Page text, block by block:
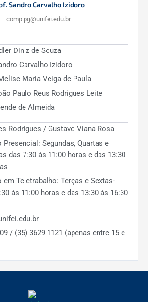
Sandro Carvalho Izidoro
comp.pg@unifei.edu.br
Diniz de Souza
Carvalho Izidoro
Maria Veiga de Paula
Paulo Reus Rodrigues Leite
de Almeida
Rodrigues / Gustavo Viana Rosa
Presencial: Segundas, Quartas e
das 7:30 às 11:00 horas e das 13:30
em Teletrabalho: Terças e Sextas-
às 11:00 horas e das 13:30 às 16:30
/ (35) 3629 1121 (apenas entre 15 e